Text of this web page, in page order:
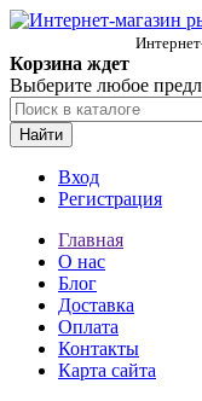
Корзина ждет
Выберите любое
Найти
Вход
Регистрация
Главная
О нас
Блог
Доставка
Оплата
Контакты
Карта сайта